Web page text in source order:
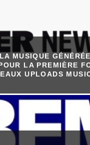
MUSIQUE
LA PREMIÈRE
UPLOADS